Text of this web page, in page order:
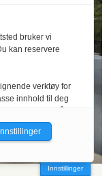
Innstillinger
bruker vi
kan reservere
verktøy for
innhold til deg
i
på tvers av
Innstillinger